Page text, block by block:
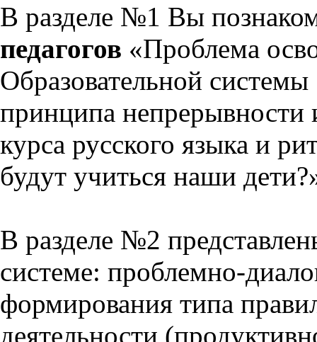
В разделе №1 Вы
педагогов «Проблема
Образовательной
принципа непрерывности
курса русского языка и
будут учиться наши
В разделе №2
системе: проблемно-
формирования типа
деятельности